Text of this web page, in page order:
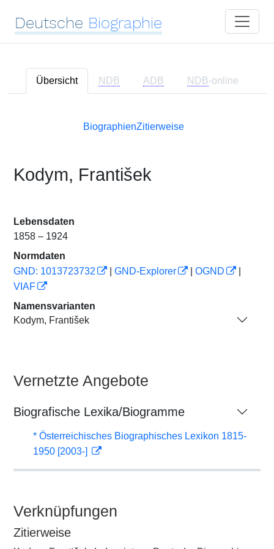
Deutsche Biographie
Übersicht NDB ADB NDB-online
BiographienZitierweise
Kodym, František
Lebensdaten
1858 – 1924
Normdaten
GND: 1013723732
GND-Explorer OGND
VIAF
Namensvarianten
Kodym, František
Vernetzte Angebote
Biografische Lexika/Biogramme
* Österreichisches Biographisches Lexikon 1815-
1950 [2003-]
Verknüpfungen
Zitierweise